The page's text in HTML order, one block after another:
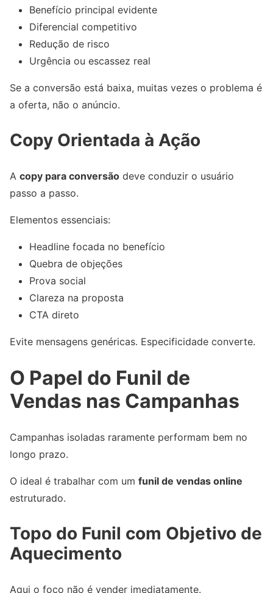
Benefício principal evidente
Diferencial competitivo
Redução de risco
Urgência ou escassez real
Se a conversão está baixa, muitas vezes o problema é
a oferta, não o anúncio.
Copy Orientada à Ação
A copy para conversão deve conduzir o usuário
passo a passo.
Elementos essenciais:
Headline focada no benefício
Quebra de objeções
Prova social
Clareza na proposta
CTA direto
Evite mensagens genéricas. Especificidade converte.
O Papel do Funil de
Vendas nas Campanhas
Campanhas isoladas raramente performam bem no
longo prazo.
O ideal é trabalhar com um funil de vendas online
estruturado.
Topo do Funil com Objetivo de
Aquecimento
Aqui o foco não é vender imediatamente.